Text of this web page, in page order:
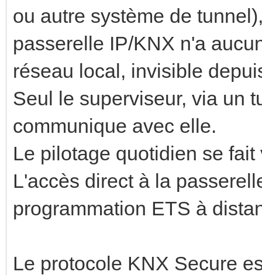
ou autre système de
passerelle IP/KNX n'a
réseau local, invisible
Seul le superviseur, via un
communique avec elle.
Le pilotage quotidien se
L'accès direct à la
programmation ETS à
Le protocole KNX Secure